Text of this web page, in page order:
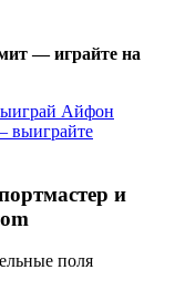
— играйте на
Айфон
выиграйте
и
поля